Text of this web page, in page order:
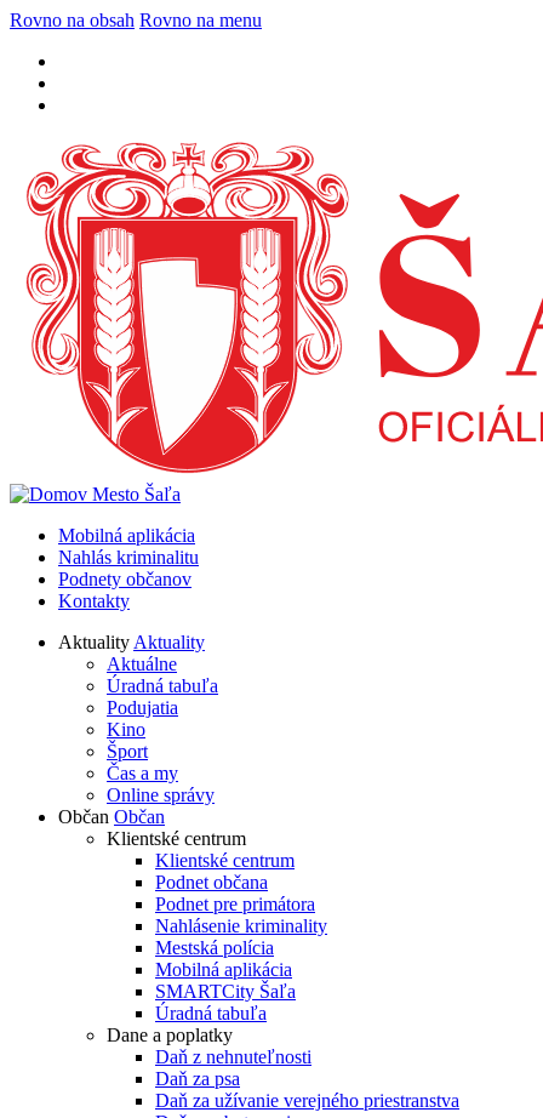
Rovno na obsah Rovno na menu
Mobilná aplikácia
Nahlás kriminalitu
Podnety občanov
Kontakty
AktualityAktuality
Aktuálne
Úradná tabuľa
Podujatia
Kino
Šport
Čas a my
Online správy
Občan Občan
Klientské centrum
Klientské centrum
Podnet občana
Podnet pre primátora
Nahlásenie kriminality
Mestská polícia
Mobilná aplikácia
SMARTCity Šaľa
Úradná tabuľa
Dane a poplatky
Daň z nehnuteľnosti
Daň za psa
Daň za užívanie verejného priestranstva